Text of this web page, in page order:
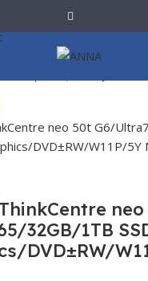
ThinkCentre
32GB/1TB
DVD±RW/